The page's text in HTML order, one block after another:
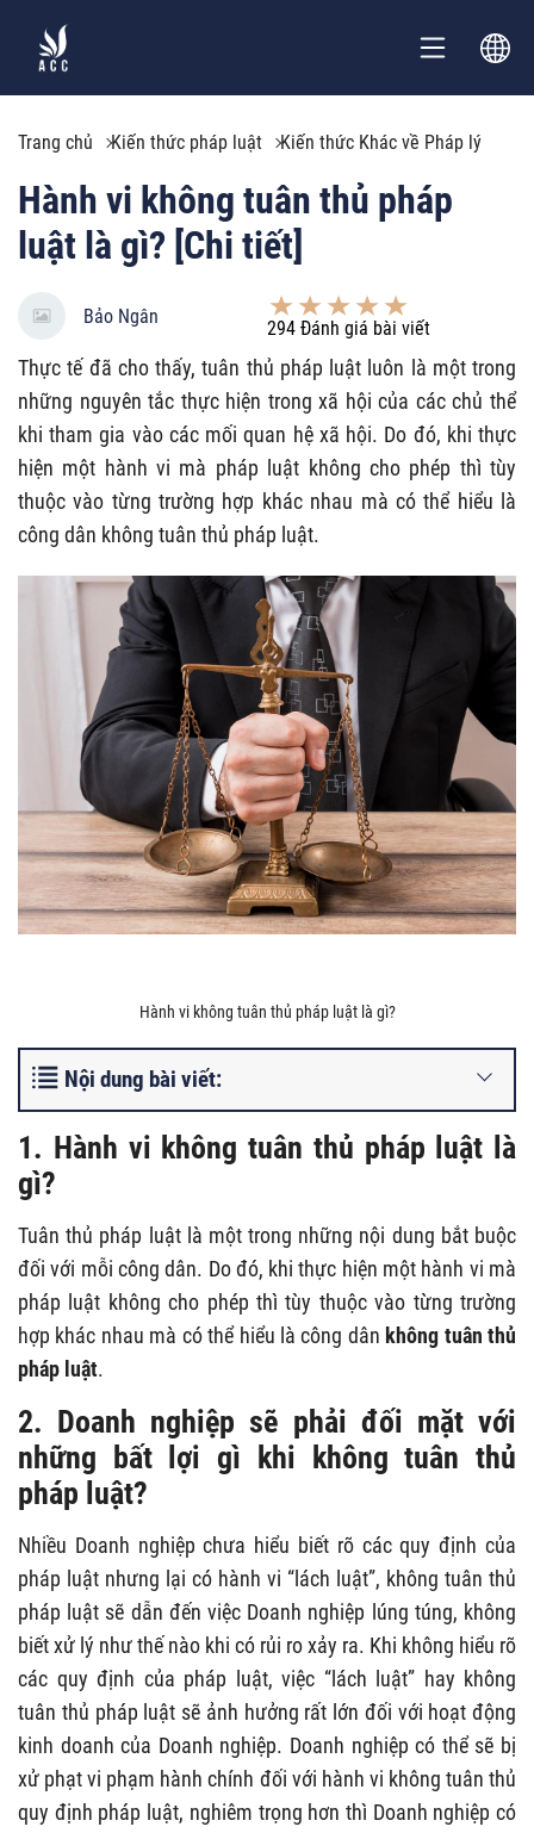
Trang chủ Kiến thức pháp luật Kiến thức Khác về Pháp lý
Hành vi không tuân thủ pháp
luật là gì? [Chi tiết]
Bảo Ngân
294 Đánh giá bài viết
Thực tế đã cho thấy, tuân thủ pháp luật luôn là một trong
những nguyên tắc thực hiện trong xã hội của các chủ thể
khi tham gia vào các mối quan hệ xã hội. Do đó, khi thực
hiện một hành vi mà pháp luật không cho phép thì tùy
thuộc vào từng trường hợp khác nhau mà có thể hiểu là
công dân không tuân thủ pháp luật.
Hành vi không tuân thủ pháp luật là gì?
Nội dung bài viết:
1. Hành vi không tuân thủ pháp luật là
gì?
Tuân thủ pháp luật là một trong những nội dung bắt buộc
đối với mỗi công dân. Do đó, khi thực hiện một hành vi mà
pháp luật không cho phép thì tùy thuộc vào từng trường
hợp khác nhau mà có thể hiểu là công dân không tuân thủ
pháp luật.
2. Doanh nghiệp sẽ phải đối mặt với
những bất lợi gì khi không tuân thủ
pháp luật?
Nhiều Doanh nghiệp chưa hiểu biết rõ các quy định của
pháp luật nhưng lại có hành vi “lách luật”, không tuân thủ
pháp luật sẽ dẫn đến việc Doanh nghiệp lúng túng, không
biết xử lý như thế nào khi có rủi ro xảy ra. Khi không hiểu rõ
các quy định của pháp luật, việc “lách luật” hay không
tuân thủ pháp luật sẽ ảnh hưởng rất lớn đối với hoạt động
kinh doanh của Doanh nghiệp. Doanh nghiệp có thể sẽ bị
xử phạt vi phạm hành chính đối với hành vi không tuân thủ
quy định pháp luật, nghiêm trọng hơn thì Doanh nghiệp có